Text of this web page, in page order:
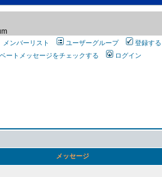
メンバーリスト ユーザーグループ
登録する
ートメッセージをチェックする ログイン
メッセージ